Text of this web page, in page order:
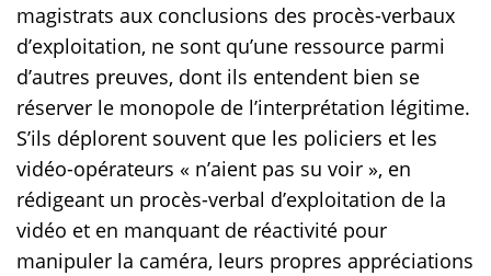
magistrats aux conclusions des procès-verbaux
d’exploitation, ne sont qu’une ressource parmi
d’autres preuves, dont ils entendent bien se
réserver le monopole de l’interprétation légitime.
S’ils déplorent souvent que les policiers et les
vidéo-opérateurs « n’aient pas su voir », en
rédigeant un procès-verbal d’exploitation de la
vidéo et en manquant de réactivité pour
manipuler la caméra, leurs propres appréciations